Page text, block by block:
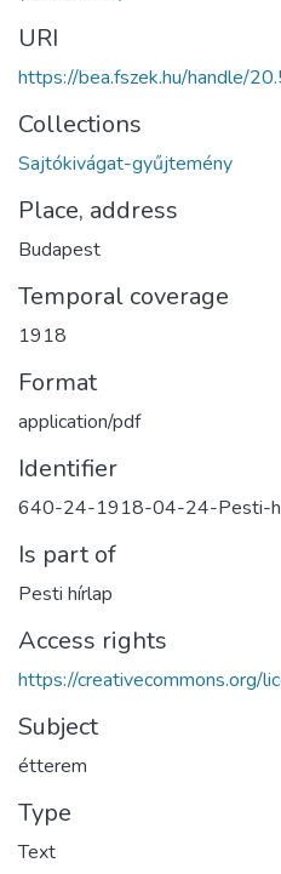
URI
https://bea.fszek.hu/handle/
Collections
Sajtókivágat-gyűjtemény
Place, address
Budapest
Temporal coverage
1918
Format
application/pdf
Identifier
640-24-1918-04-24-Pesti-
Is part of
Pesti hírlap
Access rights
https://creativecommons.org/
Subject
étterem
Type
Text